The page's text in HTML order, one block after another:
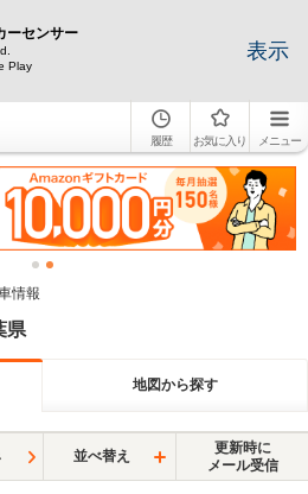
ーセンサー
Play
表示
履歴 お気に入り メニュー
情報
県
地図から探す
並べ替え
更新時に
メール受信